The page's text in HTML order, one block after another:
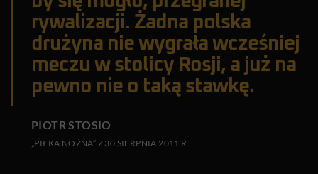
rywalizacji. Żadna polska
drużyna nie wygrała wcześniej
meczu w stolicy Rosji, a już na
pewno nie o taką stawkę.
PIOTR STOSIO
„PIŁKA NOŻNA” Z 30 SIERPNIA 2011 R.